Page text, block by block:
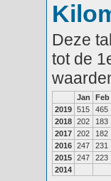
Deze
tot de
Jan Feb
2019 515 465
2018 202 183
2017 202 182
2016 247 231
2015 247 223
2014